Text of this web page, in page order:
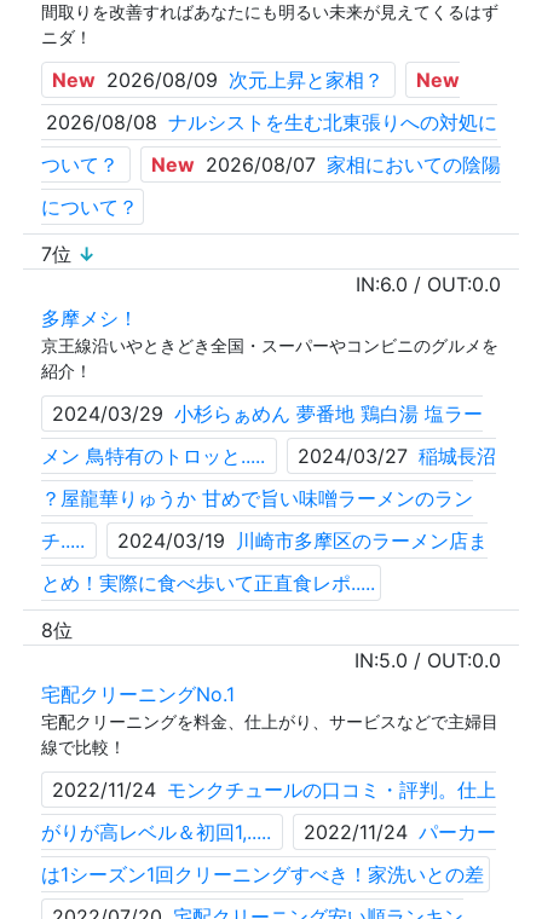
間取りを改善すればあなたにも明るい未来が見えてくるはず
ニダ！
New 2026/08/09 次元上昇と家相？
New
2026/08/08 ナルシストを生む北東張りへの対処に
ついて？
New 2026/08/07 家相においての陰陽
について？
7位 ↓
IN:6.0 / OUT:0.0
多摩メシ！
京王線沿いやときどき全国・スーパーやコンビニのグルメを
紹介！
2024/03/29 小杉らぁめん 夢番地 鶏白湯 塩ラー
メン 鳥特有のトロッと.....
2024/03/27 稲城長沼
？屋龍華りゅうか 甘めで旨い味噌ラーメンのラン
チ.....
2024/03/19 川崎市多摩区のラーメン店ま
とめ！実際に食べ歩いて正直食レポ.....
8位
IN:5.0 / OUT:0.0
宅配クリーニングNo.1
宅配クリーニングを料金、仕上がり、サービスなどで主婦目
線で比較！
2022/11/24 モンクチュールの口コミ・評判。仕上
がりが高レベル＆初回1,.....
2022/11/24 パーカー
は1シーズン1回クリーニングすべき！家洗いとの差